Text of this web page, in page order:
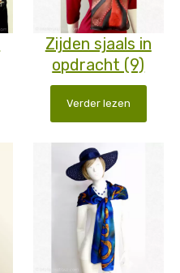
Zijden sjaals in
opdracht (9)
Verder lezen